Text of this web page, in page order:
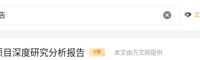
深度研究分析报告 付费 本文由万文网提供